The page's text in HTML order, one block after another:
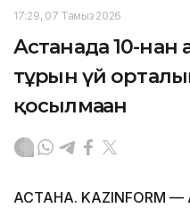
17:29, 07 Тамыз 2026
Астанада 10-нан
тұрғын үй
қосылмаған
АСТАНА. KAZINFORM —